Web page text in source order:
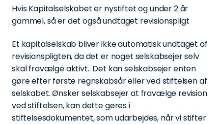
Hvis Kapitalselskabet er nystiftet og under 2 år
gammel, så er det også undtaget revisionspligt
Et kapitalselskab bliver ikke automatisk undtaget af
revisionspligten, da det er noget selskabsejer selv
skal fravælge aktivt.. Det kan selskabsejer enten
gøre efter første regnskabsår eller ved stiftelsen af
selskabet. Ønsker selskabsejer at fravælge revision
ved stiftelsen, kan dette gøres i
stiftelsesdokumentet, som udarbejdes, når vi stifter